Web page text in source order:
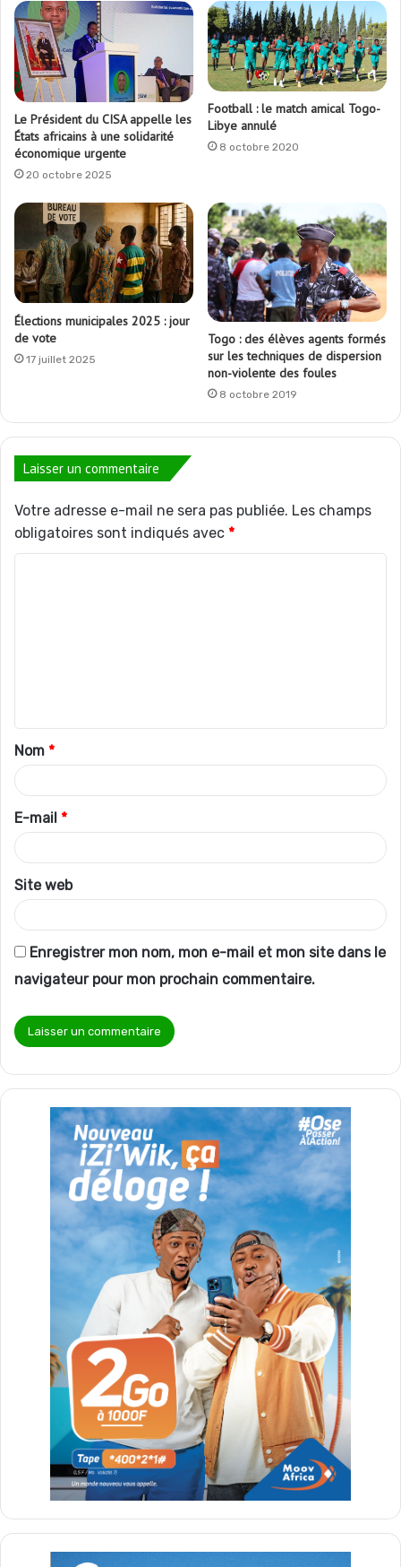
Le Président du CISA appelle les
États africains à une solidarité
économique urgente
20 octobre 2025
Football : le match amical Togo-
Libye annulé
8 octobre 2020
Élections municipales 2025 : jour
de vote
17 juillet 2025
Togo : des élèves agents formés
sur les techniques de dispersion
non-violente des foules
8 octobre 2019
Laisser un commentaire
Votre adresse e-mail ne sera pas publiée. Les champs
obligatoires sont indiqués avec *
t
a
i
r
e
*
Nom *
E-mail *
Site web
Enregistrer mon nom, mon e-mail et mon site dans le
navigateur pour mon prochain commentaire.